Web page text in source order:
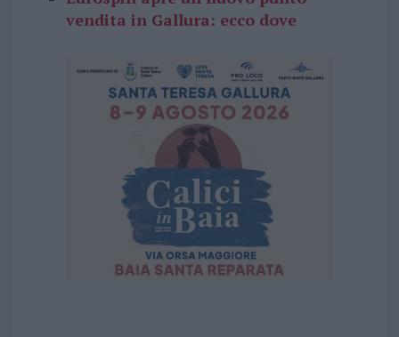
vendita in Gallura: ecco dove